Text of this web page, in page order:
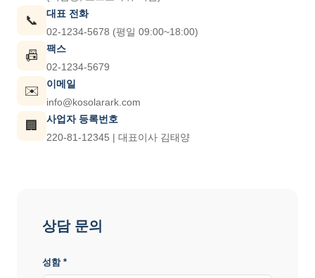
📞
대표 전화
02-1234-5678 (평일 09:00~18:00)
📠
팩스
02-1234-5679
✉️
이메일
info@kosolarark.com
🏢
사업자 등록번호
220-81-12345 | 대표이사 김태양
상담 문의
성함 *